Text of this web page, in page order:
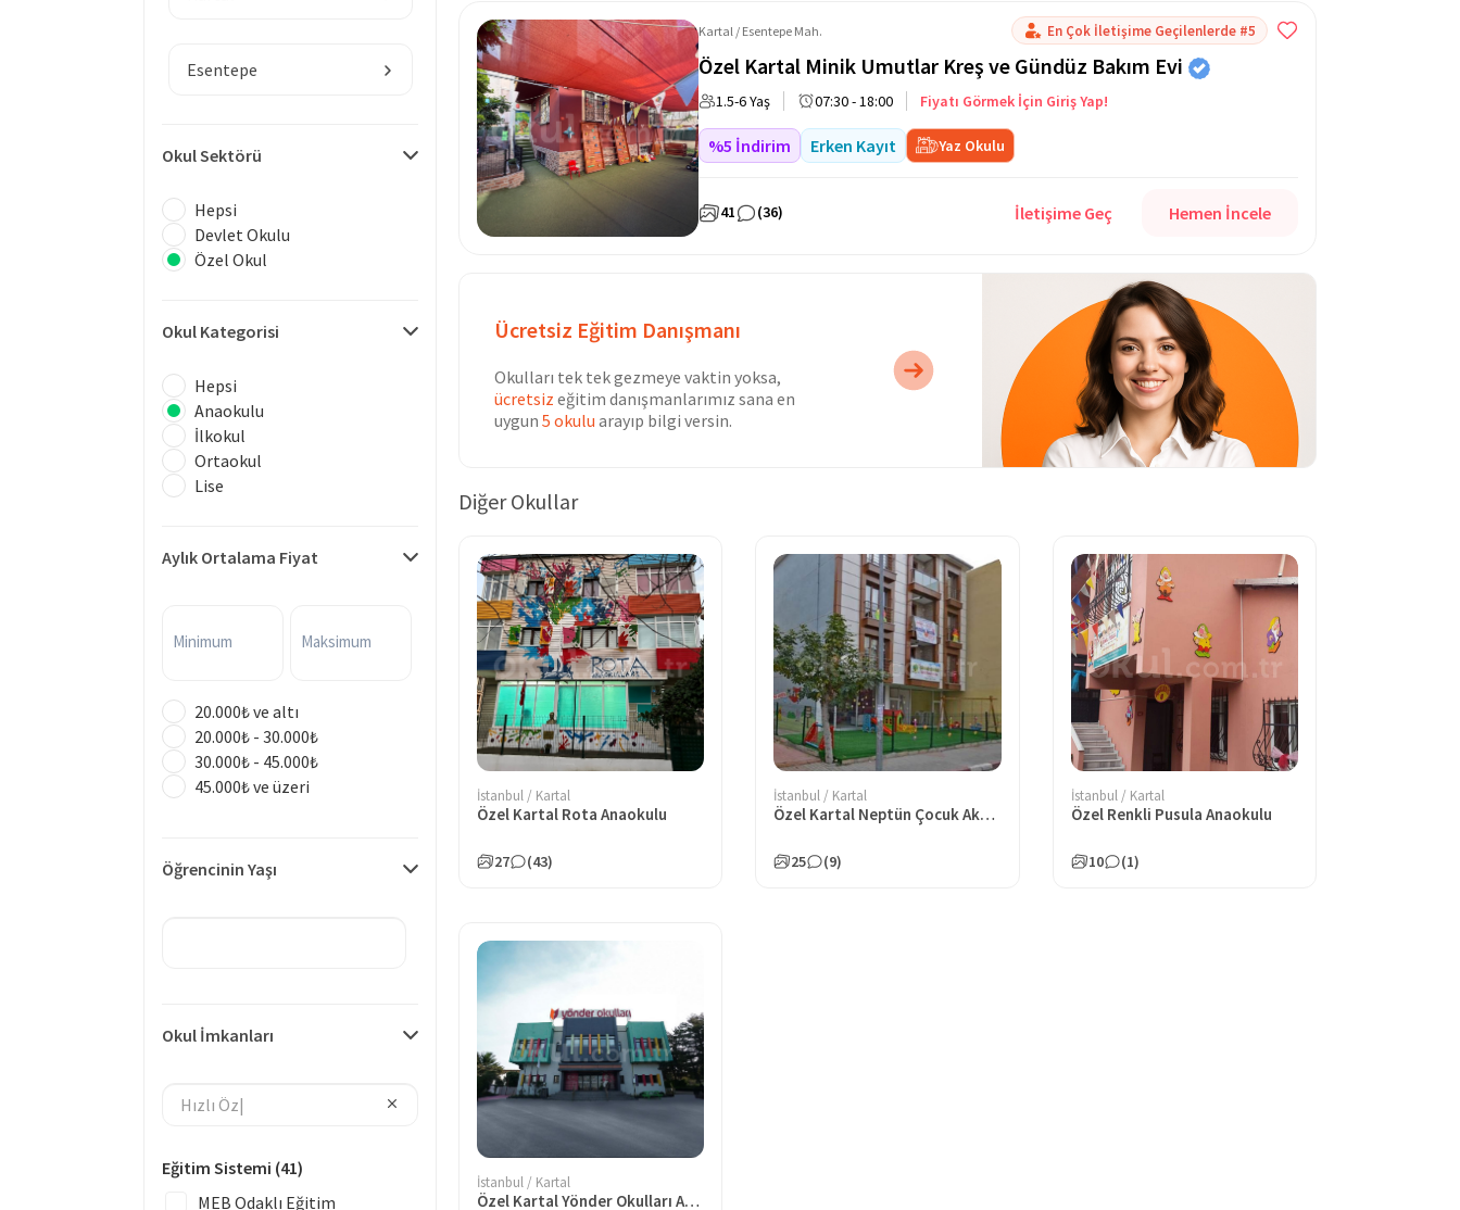
Esentepe
Okul Sektörü
Hepsi
Devlet Okulu
Özel Okul
Okul Kategorisi
Hepsi
Anaokulu
İlkokul
Ortaokul
Lise
Aylık Ortalama Fiyat
Minimum Maksimum
20.000₺ ve altı
20.000₺ - 30.000₺
30.000₺ - 45.000₺
45.000₺ ve üzeri
Öğrencinin Yaşı
Okul İmkanları
Eğitim Sistemi (41)
MEB Odaklı Eğitim
Kartal / Esentepe Mah. En Çok İletişime Geçilenlerde #5
Özel Kartal Minik Umutlar Kreş ve Gündüz Bakım Evi
1.5-6 Yaş 07:30 - 18:00 Fiyatı Görmek İçin Giriş Yap!
%5 İndirim Erken Kayıt Yaz Okulu
41 (36) İletişime Geç Hemen İncele
Ücretsiz Eğitim Danışmanı
Okulları tek tek gezmeye vaktin yoksa,
ücretsiz eğitim danışmanlarımız sana en
uygun 5 okulu arayıp bilgi versin.
Diğer Okullar
İstanbul / Kartal
Özel Kartal Rota Anaokulu
27 (43)
İstanbul / Kartal
Özel Kartal Neptün Çocuk Akademisi Anaokulu
25 (9)
İstanbul / Kartal
Özel Renkli Pusula Anaokulu
10 (1)
İstanbul / Kartal
Özel Kartal Yönder Okulları Anaokulu